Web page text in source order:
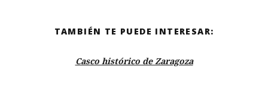
TAMBIÉN TE PUEDE INTERESAR:
Casco histórico de Zaragoza